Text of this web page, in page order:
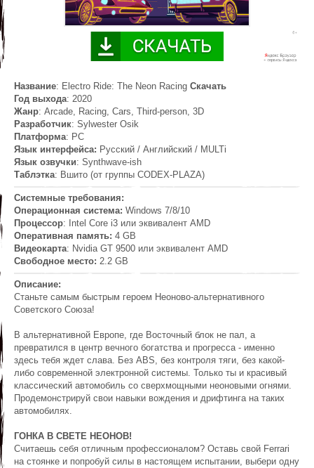
Название: Electro Ride: The Neon Racing Скачать
Год выхода: 2020
Жанр: Arcade, Racing, Cars, Third-person, 3D
Разработчик: Sylwester Osik
Платформа: PC
Язык интерфейса: Русский / Английский / MULTi
Язык озвучки: Synthwave-ish
Таблэтка: Вшито (от группы CODEX-PLAZA)
Системные требования:
Операционная система: Windows 7/8/10
Процессор: Intel Core i3 или эквивалент AMD
Оперативная память: 4 GB
Видеокарта: Nvidia GT 9500 или эквивалент AMD
Свободное место: 2.2 GB
Описание:
Станьте самым быстрым героем Неоново-альтернативного
Советского Союза!
В альтернативной Европе, где Восточный блок не пал, а
превратился в центр вечного богатства и прогресса - именно
здесь тебя ждет слава. Без ABS, без контроля тяги, без какой-
либо современной электронной системы. Только ты и красивый
классический автомобиль со сверхмощными неоновыми огнями.
Продемонстрируй свои навыки вождения и дрифтинга на таких
автомобилях.
ГОНКА В СВЕТЕ НЕОНОВ!
Считаешь себя отличным профессионалом? Оставь свой Ferrari
на стоянке и попробуй силы в настоящем испытании, выбери одну